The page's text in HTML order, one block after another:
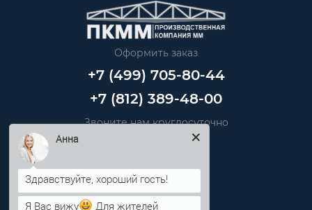
Оформить заказ
+7 (499) 705-80-44
+7 (812) 389-48-00
Звоните нам круглосуточно
info@pkmm.ru
Информация
Здравствуйте, хороший гость!